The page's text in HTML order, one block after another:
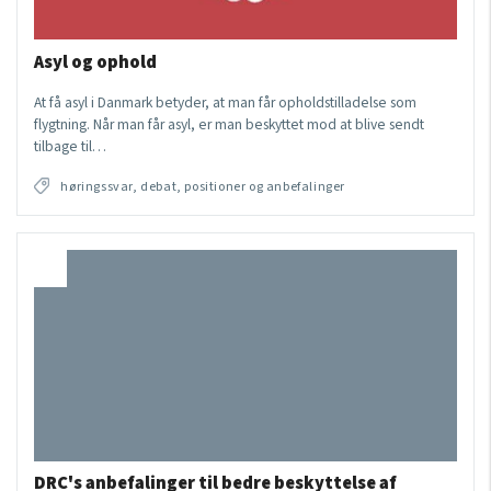
Asyl og ophold
At få asyl i Danmark betyder, at man får opholdstilladelse som
flygtning. Når man får asyl, er man beskyttet mod at blive sendt
tilbage til…
høringssvar, debat, positioner og anbefalinger
DRC's anbefalinger til bedre beskyttelse af